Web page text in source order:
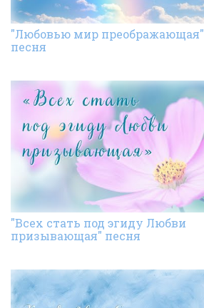
"Любовью мир преображающая"
песня
"Всех стать под эгиду Любви
призывающая" песня